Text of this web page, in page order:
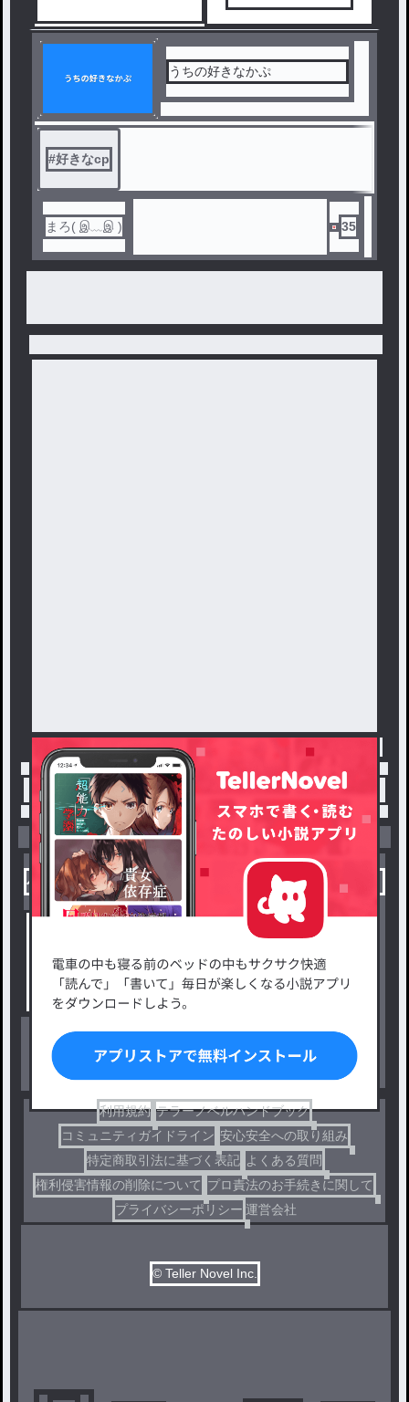
うちの好きなかぷ
#好きなcp
まろ( இ﹏இ ) 35
トップ 「#好きなcp」の人気小説・夢小説一覧
小説を探す
小説コンテスト応募・公募
出版・メディアミックス作品
ジャンルから探す
恋愛・ロマンス
ファンタジー・異世界・SF
ドラマ
利用規約 テラーノベルハンドブック
コミュニティガイドライン 安心安全への取り組み
特定商取引法に基づく表記 よくある質問
権利侵害情報の削除について プロ責法のお手続きに関して
プライバシーポリシー 運営会社
© Teller Novel Inc.